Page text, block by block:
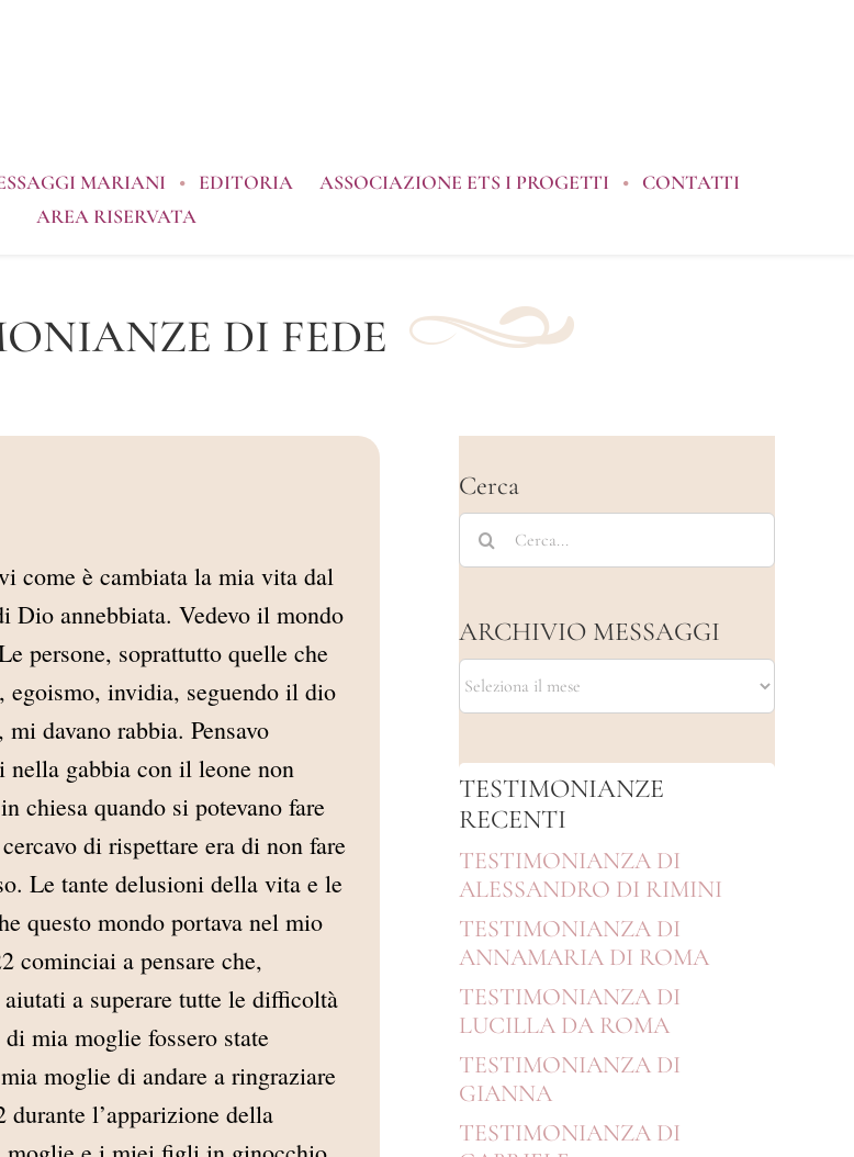
MARIANI EDITORIA ASSOCIAZIONE ETS I PROGETTI
CONTATTI
AREA RISERVATA
DI FEDE
come è cambiata la mia vita dal
Dio annebbiata. Vedevo il mondo
persone, soprattutto quelle che
egoismo, invidia, seguendo il dio
davano rabbia. Pensavo
gabbia con il leone non
chiesa quando si potevano fare
di rispettare era di non fare
Le tante delusioni della vita e le
questo mondo portava nel mio
cominciai a pensare che,
a superare tutte le difficoltà
mia moglie fossero state
moglie di andare a ringraziare
l’apparizione della
Cerca
Cerca
per:
ARCHIVIO MESSAGGI
ARCHIVIO
MESSAGGI
TESTIMONIANZE
RECENTI
TESTIMONIANZA DI
ALESSANDRO DI RIMINI
TESTIMONIANZA DI
ANNAMARIA DI ROMA
TESTIMONIANZA DI
LUCILLA DA ROMA
TESTIMONIANZA DI
GIANNA
TESTIMONIANZA DI